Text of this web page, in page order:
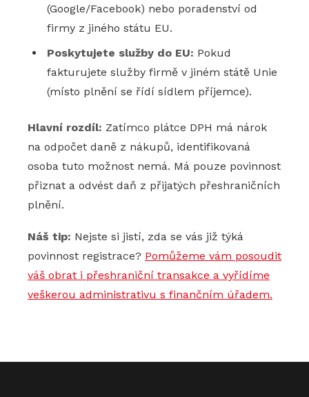
(Google/Facebook) nebo poradenství od
firmy z jiného státu EU.
Poskytujete služby do EU: Pokud
fakturujete služby firmě v jiném státě Unie
(místo plnění se řídí sídlem příjemce).
Hlavní rozdíl: Zatímco plátce DPH má nárok
na odpočet daně z nákupů, identifikovaná
osoba tuto možnost nemá. Má pouze povinnost
přiznat a odvést daň z přijatých přeshraničních
plnění.
Náš tip: Nejste si jistí, zda se vás již týká
povinnost registrace? Pomůžeme vám posoudit
váš obrat i přeshraniční transakce a vyřídíme
veškerou administrativu s finančním úřadem.